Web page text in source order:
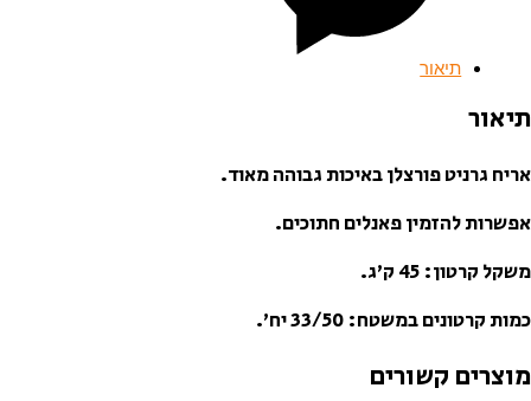
תיאור
תיאור
אריח גרניט פורצלן באיכות גבוהה מאוד.
אפשרות להזמין פאנלים חתוכים.
משקל קרטון: 45 ק’ג.
כמות קרטונים במשטח: 33/50 יח’.
מוצרים קשורים